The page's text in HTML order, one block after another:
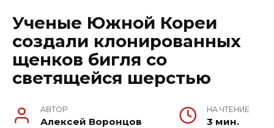
Ученые Южной Кореи
создали клонированных
щенков бигля со
светящейся шерстью
АВТОР
Алексей Воронцов
НА ЧТЕНИЕ
3 мин.